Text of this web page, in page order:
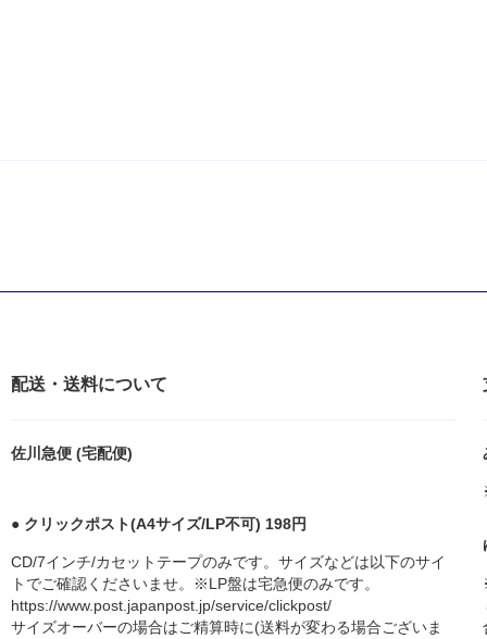
配送・送料について
佐川急便 (宅配便)
● クリックポスト(A4サイズ/LP不可) 198円
CD/7インチ/カセットテープのみです。サイズなどは以下のサイ
トでご確認くださいませ。※LP盤は宅急便のみです。
https://www.post.japanpost.jp/service/clickpost/
サイズオーバーの場合はご精算時に(送料が変わる場合ございま